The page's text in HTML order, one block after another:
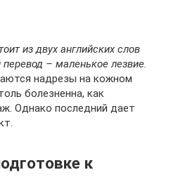
из двух английских слов
– маленькое лезвие.
надрезы на кожном
болезненна, как
Однако последний дает
к